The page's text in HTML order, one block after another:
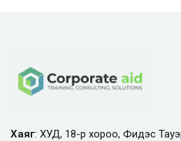
Хаяг: ХУД, 18-р хороо, Фидэс